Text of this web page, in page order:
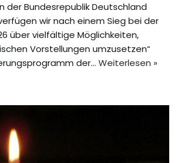
der Bundesrepublik Deutschland
wir nach einem Sieg bei der
über vielfältige Möglichkeiten,
Vorstellungen umzusetzen“
der… Weiterlesen »